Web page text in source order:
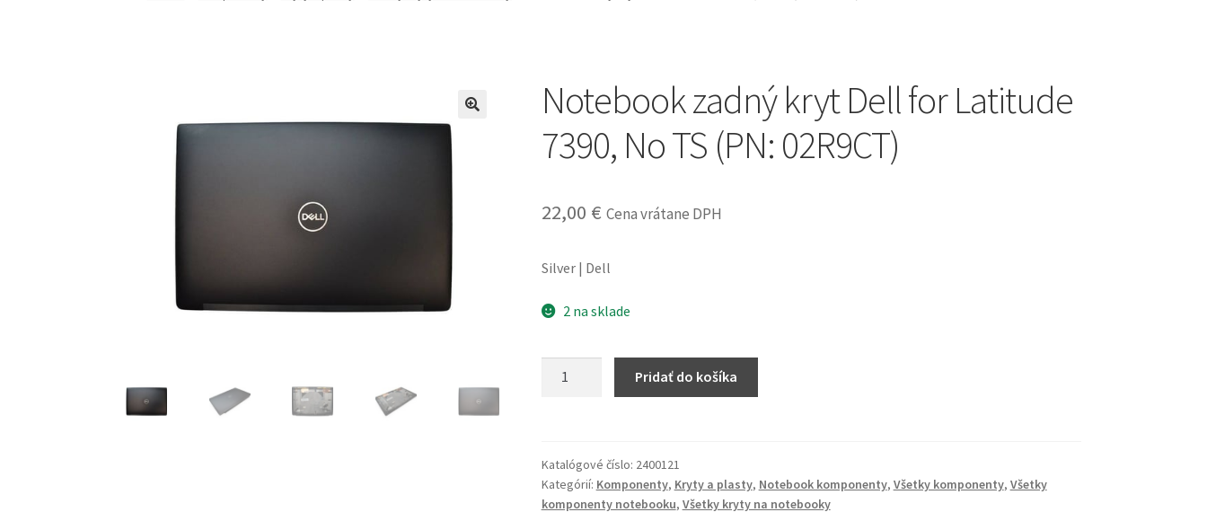
Notebook zadný kryt Dell for Latitude
7390, No TS (PN: 02R9CT)
22,00 € Cena vrátane DPH
Silver | Dell
2 na sklade
Dell
for
Latitude
Pridať do košíka
Katalógové číslo: 2400121
Kategórií: Komponenty, Kryty a plasty, Notebook komponenty, Všetky komponenty, Všetky
komponenty notebooku, Všetky kryty na notebooky